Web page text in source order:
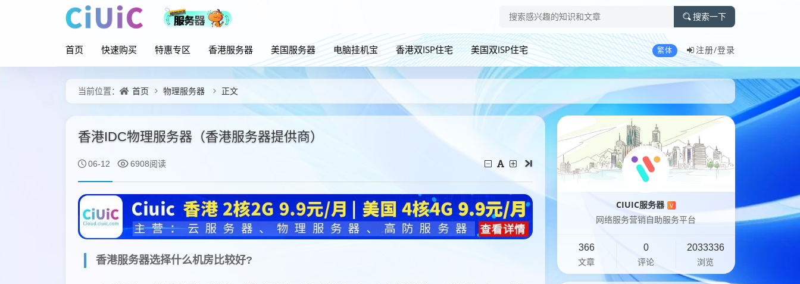
搜索一下
首页 快速购买 特惠专区 香港服务器 美国服务器 电脑挂机宝 香港双ISP住宅 美国双ISP住宅 繁体 注册/登录
当前位置： 首页 物理服务器 正文
香港IDC物理服务器（香港服务器提供商）
06-12 6908阅读
香港服务器选择什么机房比较好?
CIUIC服务器 V
网络服务营销自助服务平台
366
文章
0
评论
2033336
浏览